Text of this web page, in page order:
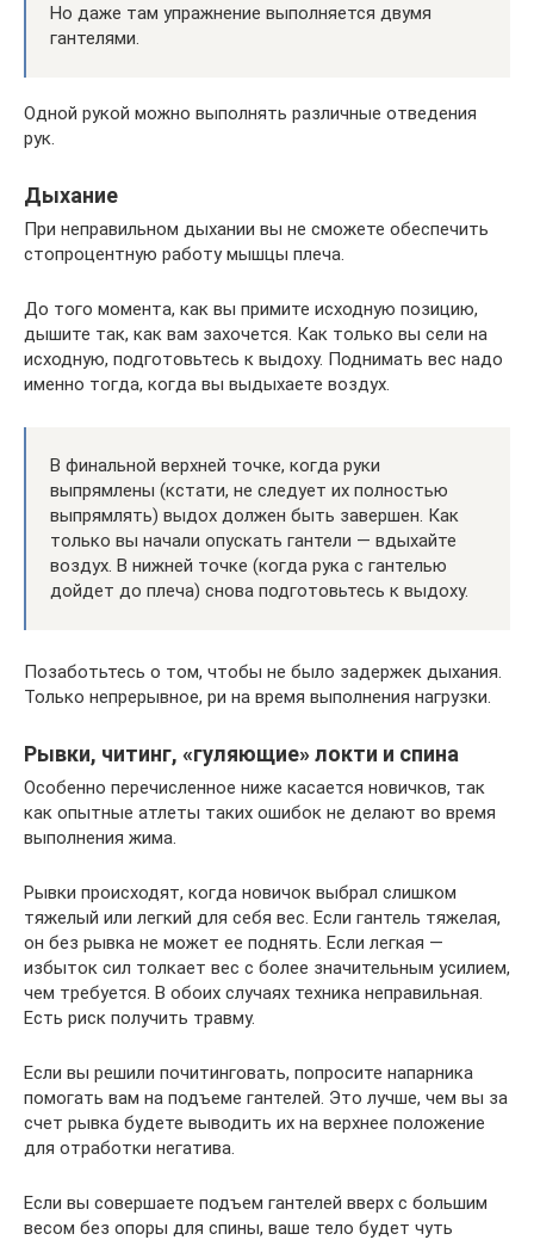
Но даже там упражнение выполняется двумя
гантелями.
Одной рукой можно выполнять различные отведения
рук.
Дыхание
При неправильном дыхании вы не сможете обеспечить
стопроцентную работу мышцы плеча.
До того момента, как вы примите исходную позицию,
дышите так, как вам захочется. Как только вы сели на
исходную, подготовьтесь к выдоху. Поднимать вес надо
именно тогда, когда вы выдыхаете воздух.
В финальной верхней точке, когда руки
выпрямлены (кстати, не следует их полностью
выпрямлять) выдох должен быть завершен. Как
только вы начали опускать гантели — вдыхайте
воздух. В нижней точке (когда рука с гантелью
дойдет до плеча) снова подготовьтесь к выдоху.
Позаботьтесь о том, чтобы не было задержек дыхания.
Только непрерывное, ри на время выполнения нагрузки.
Рывки, читинг, «гуляющие» локти и спина
Особенно перечисленное ниже касается новичков, так
как опытные атлеты таких ошибок не делают во время
выполнения жима.
Рывки происходят, когда новичок выбрал слишком
тяжелый или легкий для себя вес. Если гантель тяжелая,
он без рывка не может ее поднять. Если легкая —
избыток сил толкает вес с более значительным усилием,
чем требуется. В обоих случаях техника неправильная.
Есть риск получить травму.
Если вы решили почитинговать, попросите напарника
помогать вам на подъеме гантелей. Это лучше, чем вы за
счет рывка будете выводить их на верхнее положение
для отработки негатива.
Если вы совершаете подъем гантелей вверх с большим
весом без опоры для спины, ваше тело будет чуть